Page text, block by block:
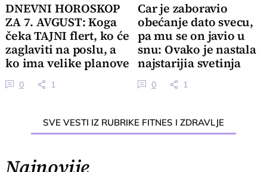
DNEVNI HOROSKOP
ZA 7. AVGUST: Koga
čeka TAJNI flert, ko će
zaglaviti na poslu, a
ko ima velike planove
za veče
0 1
Car je zaboravio
obećanje dato svecu,
pa mu se on javio u
snu: Ovako je nastala
najstarijia svetinja
Srbije
0 1
SVE VESTI IZ RUBRIKE FITNES I ZDRAVLJE